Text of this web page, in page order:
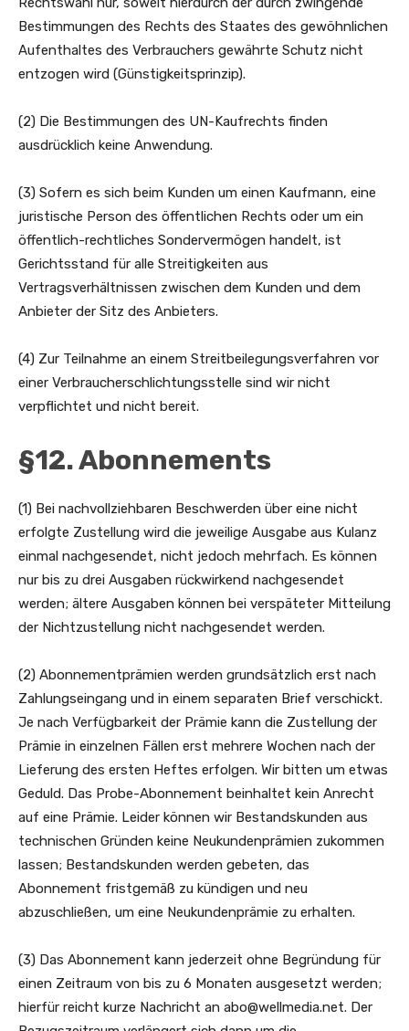
Bestimmungen des Rechts des Staates des gewöhnlichen
Aufenthaltes des Verbrauchers gewährte Schutz nicht
entzogen wird (Günstigkeitsprinzip).
(2) Die Bestimmungen des UN-Kaufrechts finden
ausdrücklich keine Anwendung.
(3) Sofern es sich beim Kunden um einen Kaufmann, eine
juristische Person des öffentlichen Rechts oder um ein
öffentlich-rechtliches Sondervermögen handelt, ist
Gerichtsstand für alle Streitigkeiten aus
Vertragsverhältnissen zwischen dem Kunden und dem
Anbieter der Sitz des Anbieters.
(4) Zur Teilnahme an einem Streitbeilegungsverfahren vor
einer Verbraucherschlichtungsstelle sind wir nicht
verpflichtet und nicht bereit.
§12. Abonnements
(1) Bei nachvollziehbaren Beschwerden über eine nicht
erfolgte Zustellung wird die jeweilige Ausgabe aus Kulanz
einmal nachgesendet, nicht jedoch mehrfach. Es können
nur bis zu drei Ausgaben rückwirkend nachgesendet
werden; ältere Ausgaben können bei verspäteter Mitteilung
der Nichtzustellung nicht nachgesendet werden.
(2) Abonnementprämien werden grundsätzlich erst nach
Zahlungseingang und in einem separaten Brief verschickt.
Je nach Verfügbarkeit der Prämie kann die Zustellung der
Prämie in einzelnen Fällen erst mehrere Wochen nach der
Lieferung des ersten Heftes erfolgen. Wir bitten um etwas
Geduld. Das Probe-Abonnement beinhaltet kein Anrecht
auf eine Prämie. Leider können wir Bestandskunden aus
technischen Gründen keine Neukundenprämien zukommen
lassen; Bestandskunden werden gebeten, das
Abonnement fristgemäß zu kündigen und neu
abzuschließen, um eine Neukundenprämie zu erhalten.
(3) Das Abonnement kann jederzeit ohne Begründung für
einen Zeitraum von bis zu 6 Monaten ausgesetzt werden;
hierfür reicht kurze Nachricht an abo@wellmedia.net. Der